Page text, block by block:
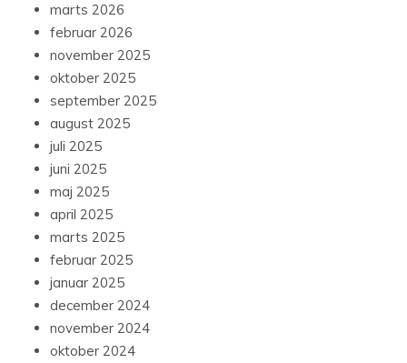
marts 2026
februar 2026
november 2025
oktober 2025
september 2025
august 2025
juli 2025
juni 2025
maj 2025
april 2025
marts 2025
februar 2025
januar 2025
december 2024
november 2024
oktober 2024